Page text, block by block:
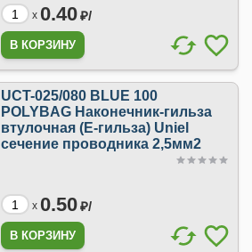
x 0.40₽/
UCT-025/080 BLUE 100
POLYBAG Наконечник-гильза
втулочная (Е-гильза) Uniel
сечение проводника 2,5мм2
x 0.50₽/